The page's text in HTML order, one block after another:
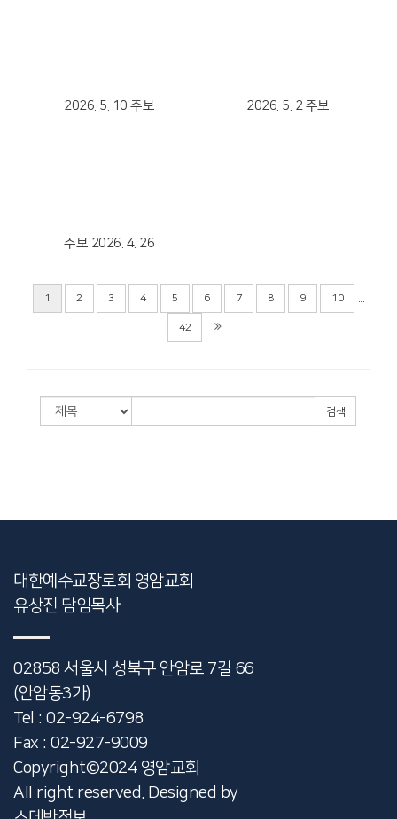
2026. 5. 10 주보 2026. 5. 2 주보
주보 2026. 4. 26
1 2 3 4 5 6 7 8 9 10
42
검색
Copyright©2024 영암교회
AII right reserved. Designed by
대한예수교장로회 영암교회
유상진 담임목사
02858 서울시 성북구 안암로 7길 66
(안암동3가)
Tel : 02-924-6798
Fax : 02-927-9009